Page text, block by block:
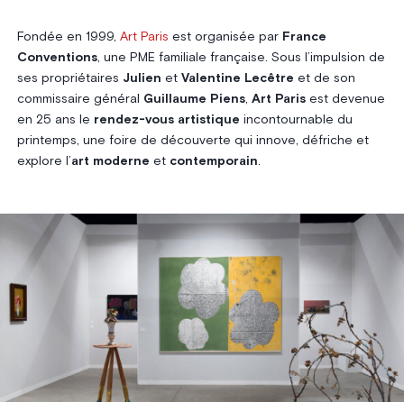
Fondée en 1999, Art Paris est organisée par France
Conventions, une PME familiale française. Sous l’impulsion de
ses propriétaires Julien et Valentine Lecêtre et de son
commissaire général Guillaume Piens, Art Parisest devenue
en 25 ans le rendez-vous artistique incontournable du
printemps, une foire de découverte qui innove, défriche et
explore l’art moderne et contemporain.